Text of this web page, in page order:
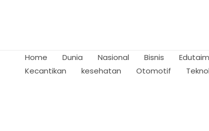
Home Dunia Nasional Bisnis
Kecantikan
kesehatan Otomotif